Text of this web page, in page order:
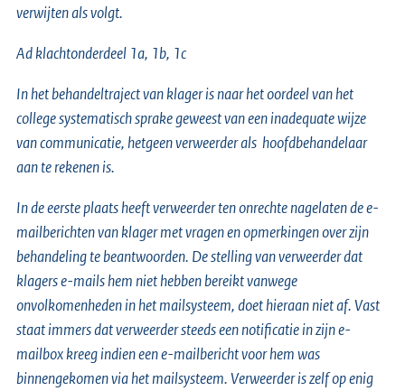
verwijten als volgt.
Ad klachtonderdeel 1a, 1b, 1c
In het behandeltraject van klager is naar het oordeel van het
college systematisch sprake geweest van een inadequate wijze
van communicatie, hetgeen verweerder als hoofdbehandelaar
aan te rekenen is.
In de eerste plaats heeft verweerder ten onrechte nagelaten de e-
mailberichten van klager met vragen en opmerkingen over zijn
behandeling te beantwoorden. De stelling van verweerder dat
klagers e-mails hem niet hebben bereikt vanwege
onvolkomenheden in het mailsysteem, doet hieraan niet af. Vast
staat immers dat verweerder steeds een notificatie in zijn e-
mailbox kreeg indien een e-mailbericht voor hem was
binnengekomen via het mailsysteem. Verweerder is zelf op enig